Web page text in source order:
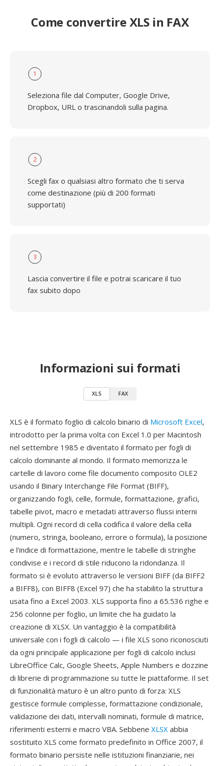
Come convertire XLS in FAX
1
Seleziona file dal Computer, Google Drive,
Dropbox, URL o trascinandoli sulla pagina.
2
Scegli fax o qualsiasi altro formato che ti serva
come destinazione (più di 200 formati
supportati)
3
Lascia convertire il file e potrai scaricare il tuo
fax subito dopo
Informazioni sui formati
XLS FAX
XLS è il formato foglio di calcolo binario di Microsoft Excel,
introdotto per la prima volta con Excel 1.0 per Macintosh
nel settembre 1985 e diventato il formato per fogli di
calcolo dominante al mondo. Il formato memorizza le
cartelle di lavoro come file documento composito OLE2
usando il Binary Interchange File Format (BIFF),
organizzando fogli, celle, formule, formattazione, grafici,
tabelle pivot, macro e metadati attraverso flussi interni
multipli. Ogni record di cella codifica il valore della cella
(numero, stringa, booleano, errore o formula), la posizione
e l'indice di formattazione, mentre le tabelle di stringhe
condivise e i record di stile riducono la ridondanza. Il
formato si è evoluto attraverso le versioni BIFF (da BIFF2
a BIFF8), con BIFF8 (Excel 97) che ha stabilito la struttura
usata fino a Excel 2003. XLS supporta fino a 65.536 righe e
256 colonne per foglio, un limite che ha guidato la
creazione di XLSX. Un vantaggio è la compatibilità
universale con i fogli di calcolo — i file XLS sono riconosciuti
da ogni principale applicazione per fogli di calcolo inclusi
LibreOffice Calc, Google Sheets, Apple Numbers e dozzine
di librerie di programmazione su tutte le piattaforme. Il set
di funzionalità maturo è un altro punto di forza: XLS
gestisce formule complesse, formattazione condizionale,
validazione dei dati, intervalli nominati, formule di matrice,
riferimenti esterni e macro VBA. Sebbene XLSX abbia
sostituito XLS come formato predefinito in Office 2007, il
formato binario persiste nelle istituzioni finanziarie, nei